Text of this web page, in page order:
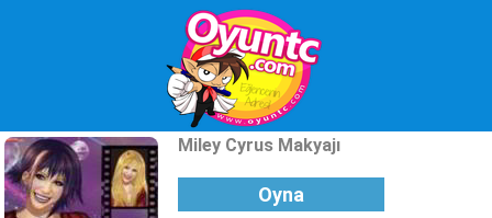
Miley Cyrus Makyajı
Oyna